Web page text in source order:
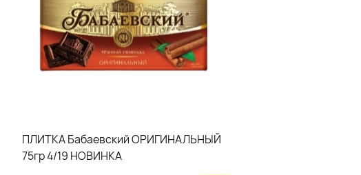
ПЛИТКА Бабаевский ОРИГИНАЛЬНЫЙ
75гр 4/19 НОВИНКА